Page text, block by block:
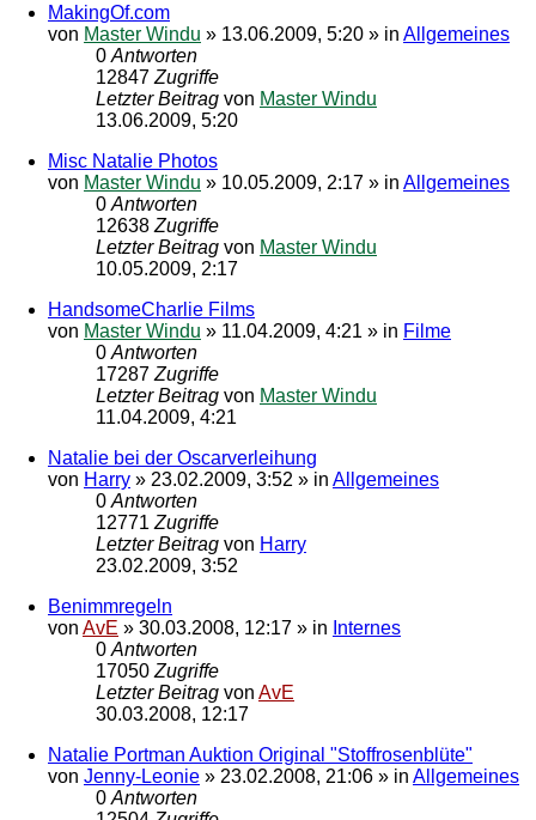
MakingOf.com
von Master Windu » 13.06.2009, 5:20 » in Allgemeines
0 Antworten
12847 Zugriffe
Letzter Beitrag von Master Windu
13.06.2009, 5:20
Misc Natalie Photos
von Master Windu » 10.05.2009, 2:17 » in Allgemeines
0 Antworten
12638 Zugriffe
Letzter Beitrag von Master Windu
10.05.2009, 2:17
HandsomeCharlie Films
von Master Windu » 11.04.2009, 4:21 » in Filme
0 Antworten
17287 Zugriffe
Letzter Beitrag von Master Windu
11.04.2009, 4:21
Natalie bei der Oscarverleihung
von Harry » 23.02.2009, 3:52 » in Allgemeines
0 Antworten
12771 Zugriffe
Letzter Beitrag von Harry
23.02.2009, 3:52
Benimmregeln
von AvE » 30.03.2008, 12:17 » in Internes
0 Antworten
17050 Zugriffe
Letzter Beitrag von AvE
30.03.2008, 12:17
Natalie Portman Auktion Original "Stoffrosenblüte"
von Jenny-Leonie » 23.02.2008, 21:06 » in Allgemeines
0 Antworten